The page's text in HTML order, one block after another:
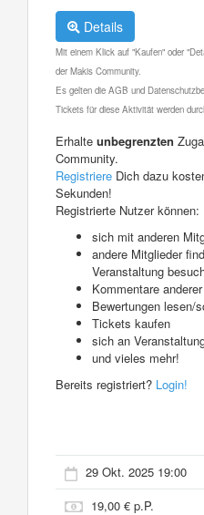
Details
Mit einem Klick auf "Kaufen" oder
der Makis Community.
Es gelten die AGB und
Tickets für diese Aktivität werden
Erhalte unbegrenzten
Community.
Registriere Dich dazu
Sekunden!
Registrierte Nutzer können:
sich mit anderen
andere Mitglieder
Veranstaltung
Kommentare
Bewertungen lesen/
Tickets kaufen
sich an
und vieles mehr!
Bereits registriert? Login!
29 Okt. 2025 19:00
19,00 € p.P.